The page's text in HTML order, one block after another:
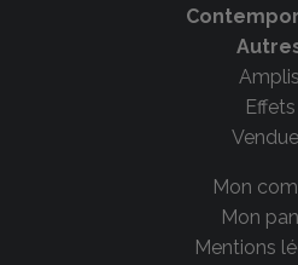
Amplis
Effets
Mon
Mon
Mentions